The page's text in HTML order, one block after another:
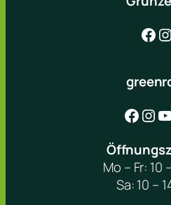
Facebook Instagram
Facebook Instagram YouTube
Mo – Fr: 10
Sa: 10 –